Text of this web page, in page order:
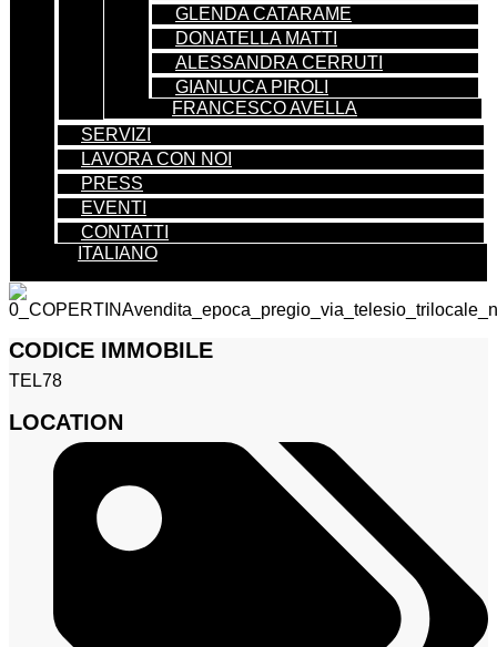
GLENDA CATARAME
DONATELLA MATTI
ALESSANDRA CERRUTI
GIANLUCA PIROLI
FRANCESCO AVELLA
SERVIZI
LAVORA CON NOI
PRESS
EVENTI
CONTATTI
ITALIANO
CODICE IMMOBILE
TEL78
LOCATION